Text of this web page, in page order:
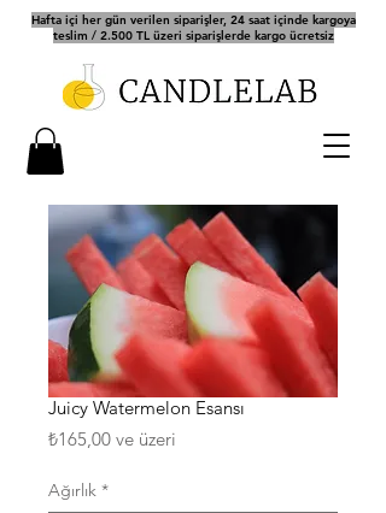
Hafta içi her gün verilen siparişler, 24 saat içinde kargoya
teslim / 2.500 TL üzeri siparişlerde kargo ücretsiz
Juicy Watermelon Esansı
₺165,00 ve üzeri
Ağırlık *